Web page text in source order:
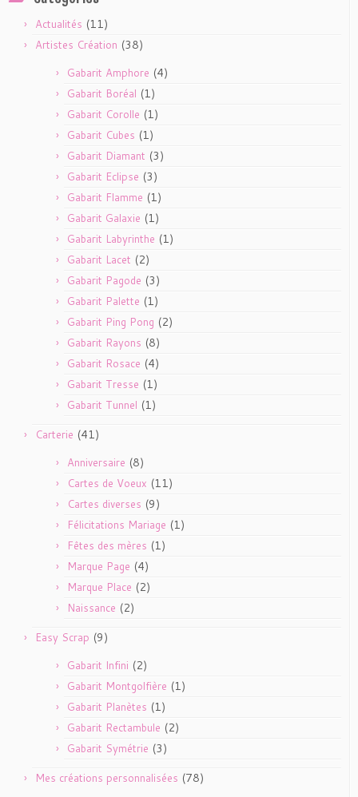
Actualités (11)
Artistes Création (38)
Gabarit Amphore (4)
Gabarit Boréal (1)
Gabarit Corolle (1)
Gabarit Cubes (1)
Gabarit Diamant (3)
Gabarit Eclipse (3)
Gabarit Flamme (1)
Gabarit Galaxie (1)
Gabarit Labyrinthe (1)
Gabarit Lacet (2)
Gabarit Pagode (3)
Gabarit Palette (1)
Gabarit Ping Pong (2)
Gabarit Rayons (8)
Gabarit Rosace (4)
Gabarit Tresse (1)
Gabarit Tunnel (1)
Carterie (41)
Anniversaire (8)
Cartes de Voeux (11)
Cartes diverses (9)
Félicitations Mariage (1)
Fêtes des mères (1)
Marque Page (4)
Marque Place (2)
Naissance (2)
Easy Scrap (9)
Gabarit Infini (2)
Gabarit Montgolfière (1)
Gabarit Planètes (1)
Gabarit Rectambule (2)
Gabarit Symétrie (3)
Mes créations personnalisées (78)